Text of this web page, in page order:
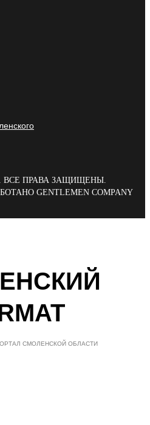
ВСЕ ПРАВА ЗАЩИЩЕНЫ.
GENTLEMEN COMPANY
СМОЛЕНСКОЙ ОБЛАСТИ